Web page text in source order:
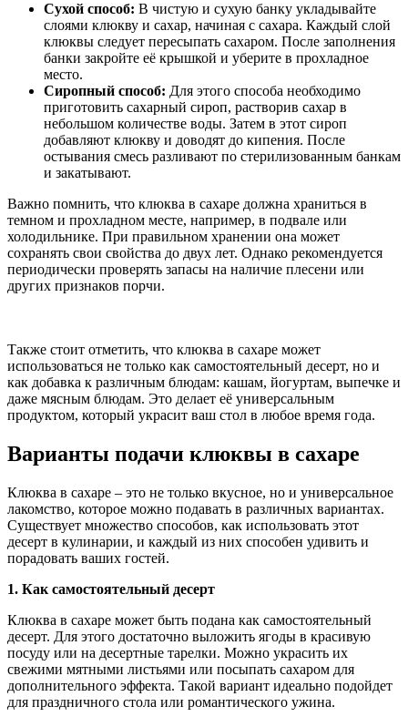
Сухой способ: В чистую и сухую банку укладывайте
слоями клюкву и сахар, начиная с сахара. Каждый слой
клюквы следует пересыпать сахаром. После заполнения
банки закройте её крышкой и уберите в прохладное
место.
Сиропный способ: Для этого способа необходимо
приготовить сахарный сироп, растворив сахар в
небольшом количестве воды. Затем в этот сироп
добавляют клюкву и доводят до кипения. После
остывания смесь разливают по стерилизованным банкам
и закатывают.
Важно помнить, что клюква в сахаре должна храниться в
темном и прохладном месте, например, в подвале или
холодильнике. При правильном хранении она может
сохранять свои свойства до двух лет. Однако рекомендуется
периодически проверять запасы на наличие плесени или
других признаков порчи.
Также стоит отметить, что клюква в сахаре может
использоваться не только как самостоятельный десерт, но и
как добавка к различным блюдам: кашам, йогуртам, выпечке и
даже мясным блюдам. Это делает её универсальным
продуктом, который украсит ваш стол в любое время года.
Варианты подачи клюквы в сахаре
Клюква в сахаре – это не только вкусное, но и универсальное
лакомство, которое можно подавать в различных вариантах.
Существует множество способов, как использовать этот
десерт в кулинарии, и каждый из них способен удивить и
порадовать ваших гостей.
1. Как самостоятельный десерт
Клюква в сахаре может быть подана как самостоятельный
десерт. Для этого достаточно выложить ягоды в красивую
посуду или на десертные тарелки. Можно украсить их
свежими мятными листьями или посыпать сахаром для
дополнительного эффекта. Такой вариант идеально подойдет
для праздничного стола или романтического ужина.